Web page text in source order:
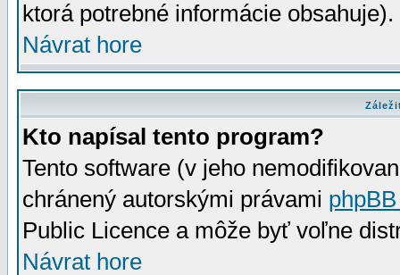
ktorá potrebné informácie
Návrat hore
Kto napísal tento program?
Tento software (v jeho
chránený autorskými právami
Public Licence a môže byť voľne
Návrat hore